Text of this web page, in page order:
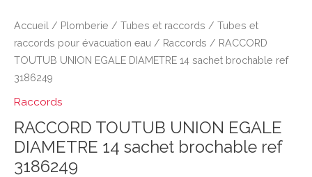
Accueil / Plomberie / Tubes et raccords / Tubes et
raccords pour évacuation eau / Raccords / RACCORD
TOUTUB UNION EGALE DIAMETRE 14 sachet brochable ref
3186249
Raccords
RACCORD TOUTUB UNION EGALE
DIAMETRE 14 sachet brochable ref
3186249